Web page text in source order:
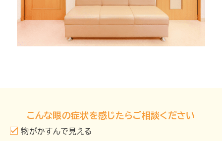
こんな眼の症状を感じたらご相談ください
物がかすんで見える